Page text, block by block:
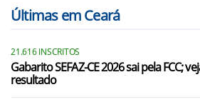
Luís Correia/PI
Últimas em Ceará
21.616 INSCRITOS
Gabarito SEFAZ-CE 2026 sai pela FCC;
resultado